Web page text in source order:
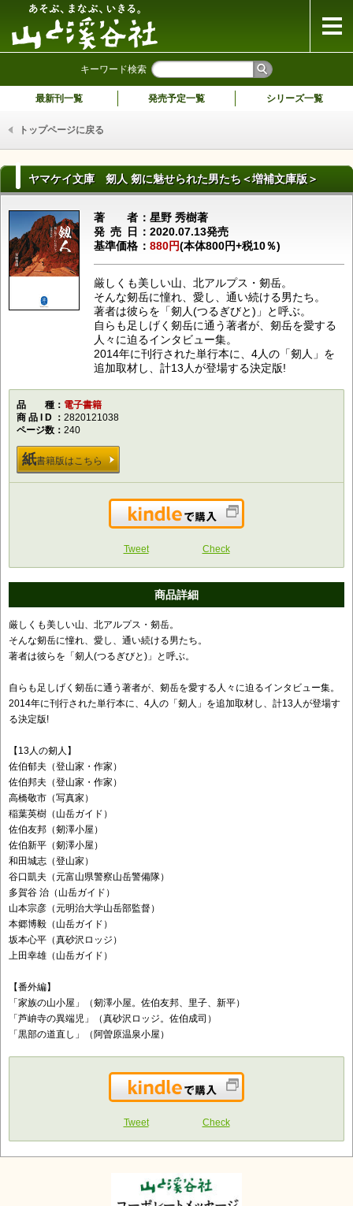
キーワード検索
最新刊一覧 発売予定一覧 シリーズ一覧
トップページに戻る
ヤマケイ文庫 剱人 剱に魅せられた男たち＜増補文庫版＞
著者星野 秀樹著
発売日 2020.07.13発売
基準価格
880円(本体800円+税10％)
厳しくも美しい山、北アルプス・剱岳。
そんな剱岳に憧れ、愛し、通い続ける男たち。
著者は彼らを「剱人(つるぎびと)」と呼ぶ。
自らも足しげく剱岳に通う著者が、剱岳を愛する
人々に迫るインタビュー集。
2014年に刊行された単行本に、4人の「剱人」を
追加取材し、計13人が登場する決定版!
品種電子書籍
商品ID
2820121038
ページ数
240
紙書籍版はこちら
Kindleで購入
Tweet Check
商品詳細
厳しくも美しい山、北アルプス・剱岳。
そんな剱岳に憧れ、愛し、通い続ける男たち。
著者は彼らを「剱人(つるぎびと)」と呼ぶ。
自らも足しげく剱岳に通う著者が、剱岳を愛する人々に迫るインタビュー集。
2014年に刊行された単行本に、4人の「剱人」を追加取材し、計13人が登場す
る決定版!
【13人の剱人】
佐伯郁夫（登山家・作家）
佐伯邦夫（登山家・作家）
高橋敬市（写真家）
稲葉英樹（山岳ガイド）
佐伯友邦（剱澤小屋）
佐伯新平（剱澤小屋）
和田城志（登山家）
谷口凱夫（元富山県警察山岳警備隊）
多賀谷 治（山岳ガイド）
山本宗彦（元明治大学山岳部監督）
本郷博毅（山岳ガイド）
坂本心平（真砂沢ロッジ）
上田幸雄（山岳ガイド）
【番外編】
「家族の山小屋」（剱澤小屋。佐伯友邦、里子、新平）
「芦峅寺の異端児」（真砂沢ロッジ。佐伯成司）
「黒部の道直し」（阿曽原温泉小屋）
Kindleで購入
Tweet Check